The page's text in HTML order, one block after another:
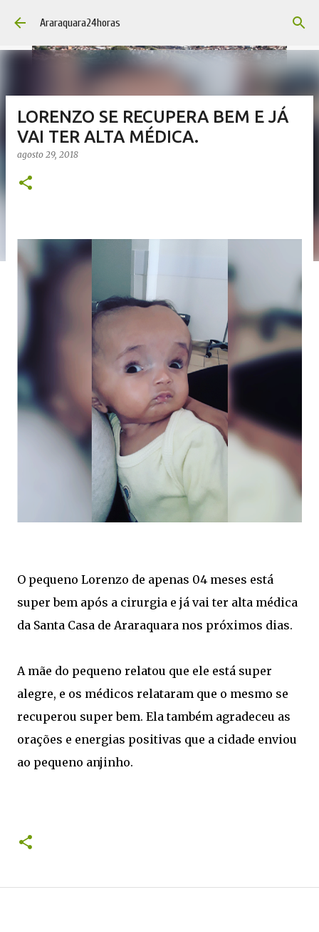
Pular para o conteúdo principal
Araraquara24horas
LORENZO SE RECUPERA BEM E JÁ
VAI TER ALTA MÉDICA.
agosto 29, 2018
O pequeno Lorenzo de apenas 04 meses está
super bem após a cirurgia e já vai ter alta médica
da Santa Casa de Araraquara nos próximos dias.
A mãe do pequeno relatou que ele está super
alegre, e os médicos relataram que o mesmo se
recuperou super bem. Ela também agradeceu as
orações e energias positivas que a cidade enviou
ao pequeno anjinho.